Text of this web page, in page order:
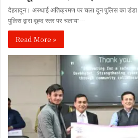
देहरादून। अस्थाई अतिक्रमण पर चला दून पुलिस का डंडा
पुलिस द्वारा वृह्द स्तर पर चलाया…
Read More »